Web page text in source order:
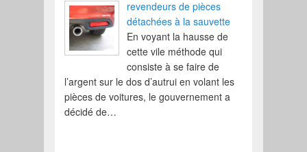
revendeurs de pièces
détachées à la sauvette
En voyant la hausse de
cette vile méthode qui
consiste à se faire de
l’argent sur le dos d’autrui en volant les
pièces de voitures, le gouvernement a
décidé de…